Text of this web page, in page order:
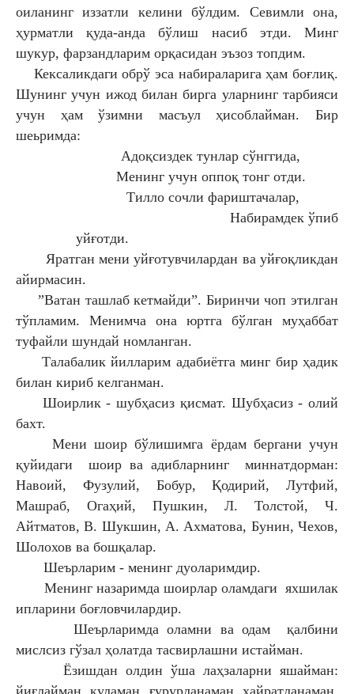
оиланинг иззатли келини бўлдим. Севимли она,
ҳурматли қуда-анда бўлиш насиб этди. Минг
шукур, фарзандларим орқасидан эъзоз топдим.
Кексаликдаги обрў эса набираларига ҳам боғлиқ.
Шунинг учун ижод билан бирга уларнинг тарбияси
учун ҳам ўзимни масъул ҳисоблайман. Бир
шеьримда:
Адоқсиздек тунлар сўнггида,
Менинг учун оппоқ тонг отди.
Тилло сочли фариштачалар,
Набирамдек ўпиб
уйғотди.
Яратган мени уйғотувчилардан ва уйғоқликдан
айирмасин.
”Ватан ташлаб кетмайди”. Биринчи чоп этилган
тўпламим. Менимча она юртга бўлган муҳаббат
туфайли шундай номланган.
Талабалик йилларим адабиётга минг бир ҳадик
билан кириб келганман.
Шоирлик - шубҳасиз қисмат. Шубҳасиз - олий
бахт.
Мени шоир бўлишимга ёрдам бергани учун
қуйидаги шоир ва адибларнинг миннатдорман:
Навоий, Фузулий, Бобур, Қодирий, Лутфий,
Машраб, Огаҳий, Пушкин, Л. Толстой, Ч.
Айтматов, В. Шукшин, А. Ахматова, Бунин, Чехов,
Шолохов ва бошқалар.
Шеърларим - менинг дуоларимдир.
Менинг назаримда шоирлар оламдаги яхшилак
ипларини боғловчилардир.
Шеърларимда оламни ва одам қалбини
мислсиз гўзал ҳолатда тасвирлашни истайман.
Ёзишдан олдин ўша лаҳзаларни яшайман:
йиғлайман, куламан, ғурурланаман, ҳайратланаман,